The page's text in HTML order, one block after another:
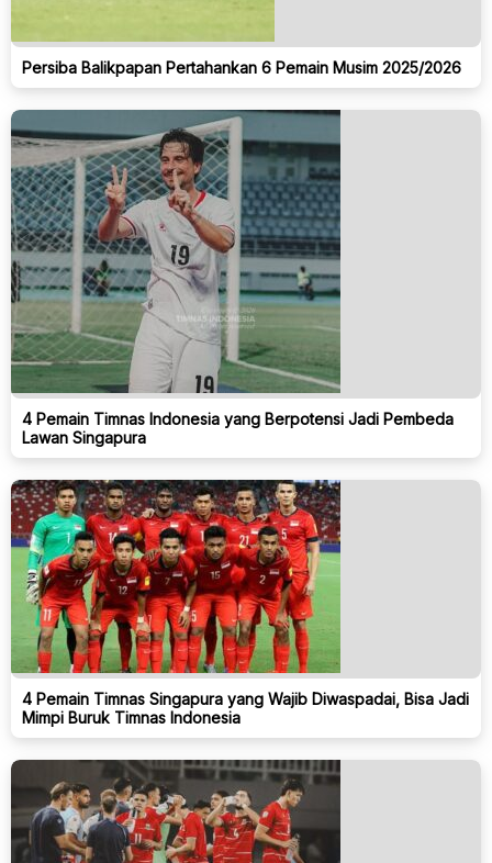
Persiba Balikpapan Pertahankan 6 Pemain Musim 2025/2026
4 Pemain Timnas Indonesia yang Berpotensi Jadi Pembeda
Lawan Singapura
4 Pemain Timnas Singapura yang Wajib Diwaspadai, Bisa Jadi
Mimpi Buruk Timnas Indonesia